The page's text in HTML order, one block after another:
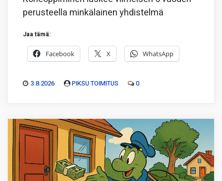
perusteella minkälainen yhdistelmä
Jaa tämä:
Facebook X WhatsApp
3.8.2026 PIKSU TOIMITUS 0